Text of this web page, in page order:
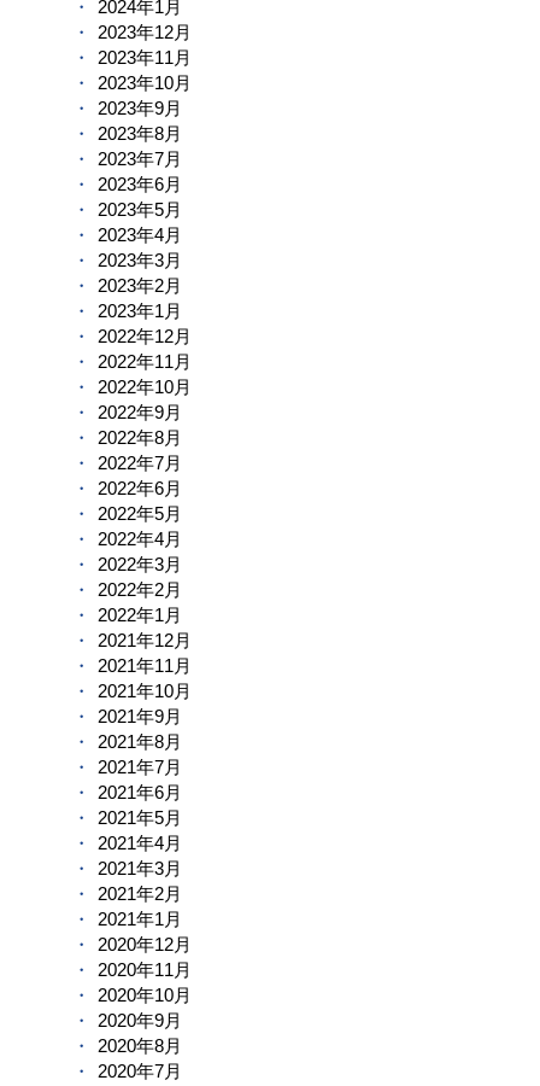
2024年1月
2023年12月
2023年11月
2023年10月
2023年9月
2023年8月
2023年7月
2023年6月
2023年5月
2023年4月
2023年3月
2023年2月
2023年1月
2022年12月
2022年11月
2022年10月
2022年9月
2022年8月
2022年7月
2022年6月
2022年5月
2022年4月
2022年3月
2022年2月
2022年1月
2021年12月
2021年11月
2021年10月
2021年9月
2021年8月
2021年7月
2021年6月
2021年5月
2021年4月
2021年3月
2021年2月
2021年1月
2020年12月
2020年11月
2020年10月
2020年9月
2020年8月
2020年7月